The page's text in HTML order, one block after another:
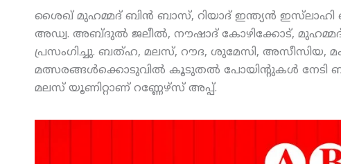
ശൈഖ് മുഹമ്മദ് ബിന്‍ ബാസ്, റിയാദ് ഇന്ത്യന്‍ ഇസ്‌ലാഹി
അഡ്വ. അബ്ദുല്‍ ജലീല്‍, നൗഷാദ് കോഴിക്കോട്, മുഹമ്മദ്
പ്രസംഗിച്ചു. ബത്ഹ, മലസ്, റൗദ, ശുമേസി, അസീസിയ,
മത്സരങ്ങള്‍ക്കൊടുവില്‍ കൂടുതല്‍ പോയിന്റുകള്‍ നേടി ബത്ഹ
മലസ് യൂണിറ്റാണ് റണ്ണേഴ്‌സ് അപ്പ്.